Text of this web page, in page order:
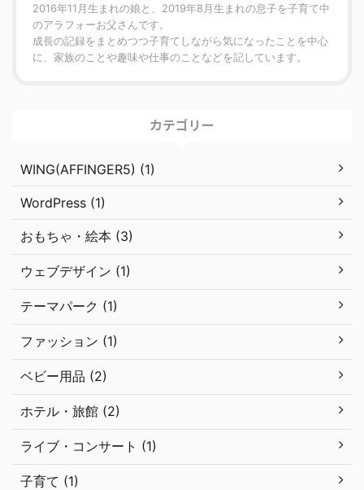
2016年11月生まれの娘と、2019年8月生まれの息子を子育て中
のアラフォーお父さんです。
成長の記録をまとめつつ子育てしながら気になったことを中心
に、家族のことや趣味や仕事のことなどを記しています。
カテゴリー
WING(AFFINGER5) (1)
WordPress (1)
おもちゃ・絵本 (3)
ウェブデザイン (1)
テーマパーク (1)
ファッション (1)
ベビー用品 (2)
ホテル・旅館 (2)
ライブ・コンサート (1)
子育て (1)